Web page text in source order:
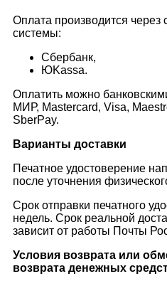
Оплата производится
системы:
Сбербанк,
ЮKassa.
Оплатить можно
МИР, Mastercard, Visa,
SberPay.
Варианты доставки
Печатное удостоверение
после уточнения
Срок отправки печатного
недель. Срок реальной
зависит от работы Почты
Условия возврата или
возврата денежных